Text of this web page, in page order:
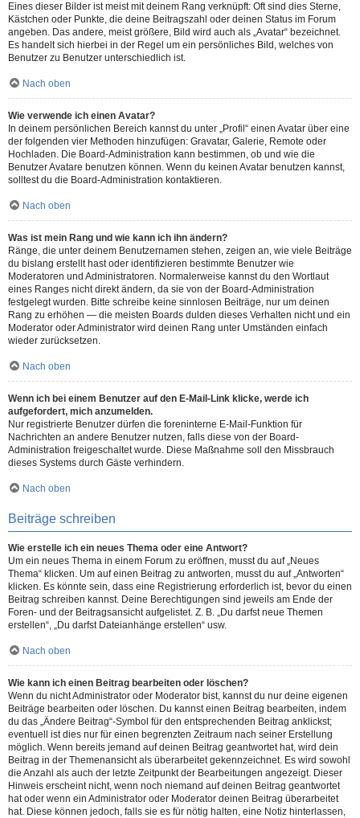
Eines dieser Bilder ist meist mit deinem Rang verknüpft: Oft sind dies Sterne,
Kästchen oder Punkte, die deine Beitragszahl oder deinen Status im Forum
angeben. Das andere, meist größere, Bild wird auch als „Avatar“ bezeichnet.
Es handelt sich hierbei in der Regel um ein persönliches Bild, welches von
Benutzer zu Benutzer unterschiedlich ist.
Nach oben
Wie verwende ich einen Avatar?
In deinem persönlichen Bereich kannst du unter „Profil“ einen Avatar über eine
der folgenden vier Methoden hinzufügen: Gravatar, Galerie, Remote oder
Hochladen. Die Board-Administration kann bestimmen, ob und wie die
Benutzer Avatare benutzen können. Wenn du keinen Avatar benutzen kannst,
solltest du die Board-Administration kontaktieren.
Nach oben
Was ist mein Rang und wie kann ich ihn ändern?
Ränge, die unter deinem Benutzernamen stehen, zeigen an, wie viele Beiträge
du bislang erstellt hast oder identifizieren bestimmte Benutzer wie
Moderatoren und Administratoren. Normalerweise kannst du den Wortlaut
eines Ranges nicht direkt ändern, da sie von der Board-Administration
festgelegt wurden. Bitte schreibe keine sinnlosen Beiträge, nur um deinen
Rang zu erhöhen — die meisten Boards dulden dieses Verhalten nicht und ein
Moderator oder Administrator wird deinen Rang unter Umständen einfach
wieder zurücksetzen.
Nach oben
Wenn ich bei einem Benutzer auf den E-Mail-Link klicke, werde ich
aufgefordert, mich anzumelden.
Nur registrierte Benutzer dürfen die foreninterne E-Mail-Funktion für
Nachrichten an andere Benutzer nutzen, falls diese von der Board-
Administration freigeschaltet wurde. Diese Maßnahme soll den Missbrauch
dieses Systems durch Gäste verhindern.
Nach oben
Beiträge schreiben
Wie erstelle ich ein neues Thema oder eine Antwort?
Um ein neues Thema in einem Forum zu eröffnen, musst du auf „Neues
Thema“ klicken. Um auf einen Beitrag zu antworten, musst du auf „Antworten“
klicken. Es könnte sein, dass eine Registrierung erforderlich ist, bevor du einen
Beitrag schreiben kannst. Deine Berechtigungen sind jeweils am Ende der
Foren- und der Beitragsansicht aufgelistet. Z. B. „Du darfst neue Themen
erstellen“, „Du darfst Dateianhänge erstellen“ usw.
Nach oben
Wie kann ich einen Beitrag bearbeiten oder löschen?
Wenn du nicht Administrator oder Moderator bist, kannst du nur deine eigenen
Beiträge bearbeiten oder löschen. Du kannst einen Beitrag bearbeiten, indem
du das „Ändere Beitrag“-Symbol für den entsprechenden Beitrag anklickst;
eventuell ist dies nur für einen begrenzten Zeitraum nach seiner Erstellung
möglich. Wenn bereits jemand auf deinen Beitrag geantwortet hat, wird dein
Beitrag in der Themenansicht als überarbeitet gekennzeichnet. Es wird sowohl
die Anzahl als auch der letzte Zeitpunkt der Bearbeitungen angezeigt. Dieser
Hinweis erscheint nicht, wenn noch niemand auf deinen Beitrag geantwortet
hat oder wenn ein Administrator oder Moderator deinen Beitrag überarbeitet
hat. Diese können jedoch, falls sie es für nötig halten, eine Notiz hinterlassen,